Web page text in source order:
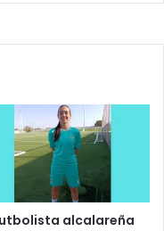
alcalareña